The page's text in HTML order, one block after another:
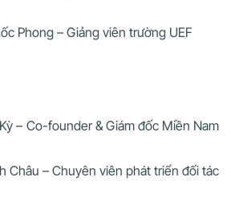
Phong – Giảng viên trường UEF
– Co-founder & Giám đốc Miền Nam
Châu – Chuyên viên phát triển đối tác